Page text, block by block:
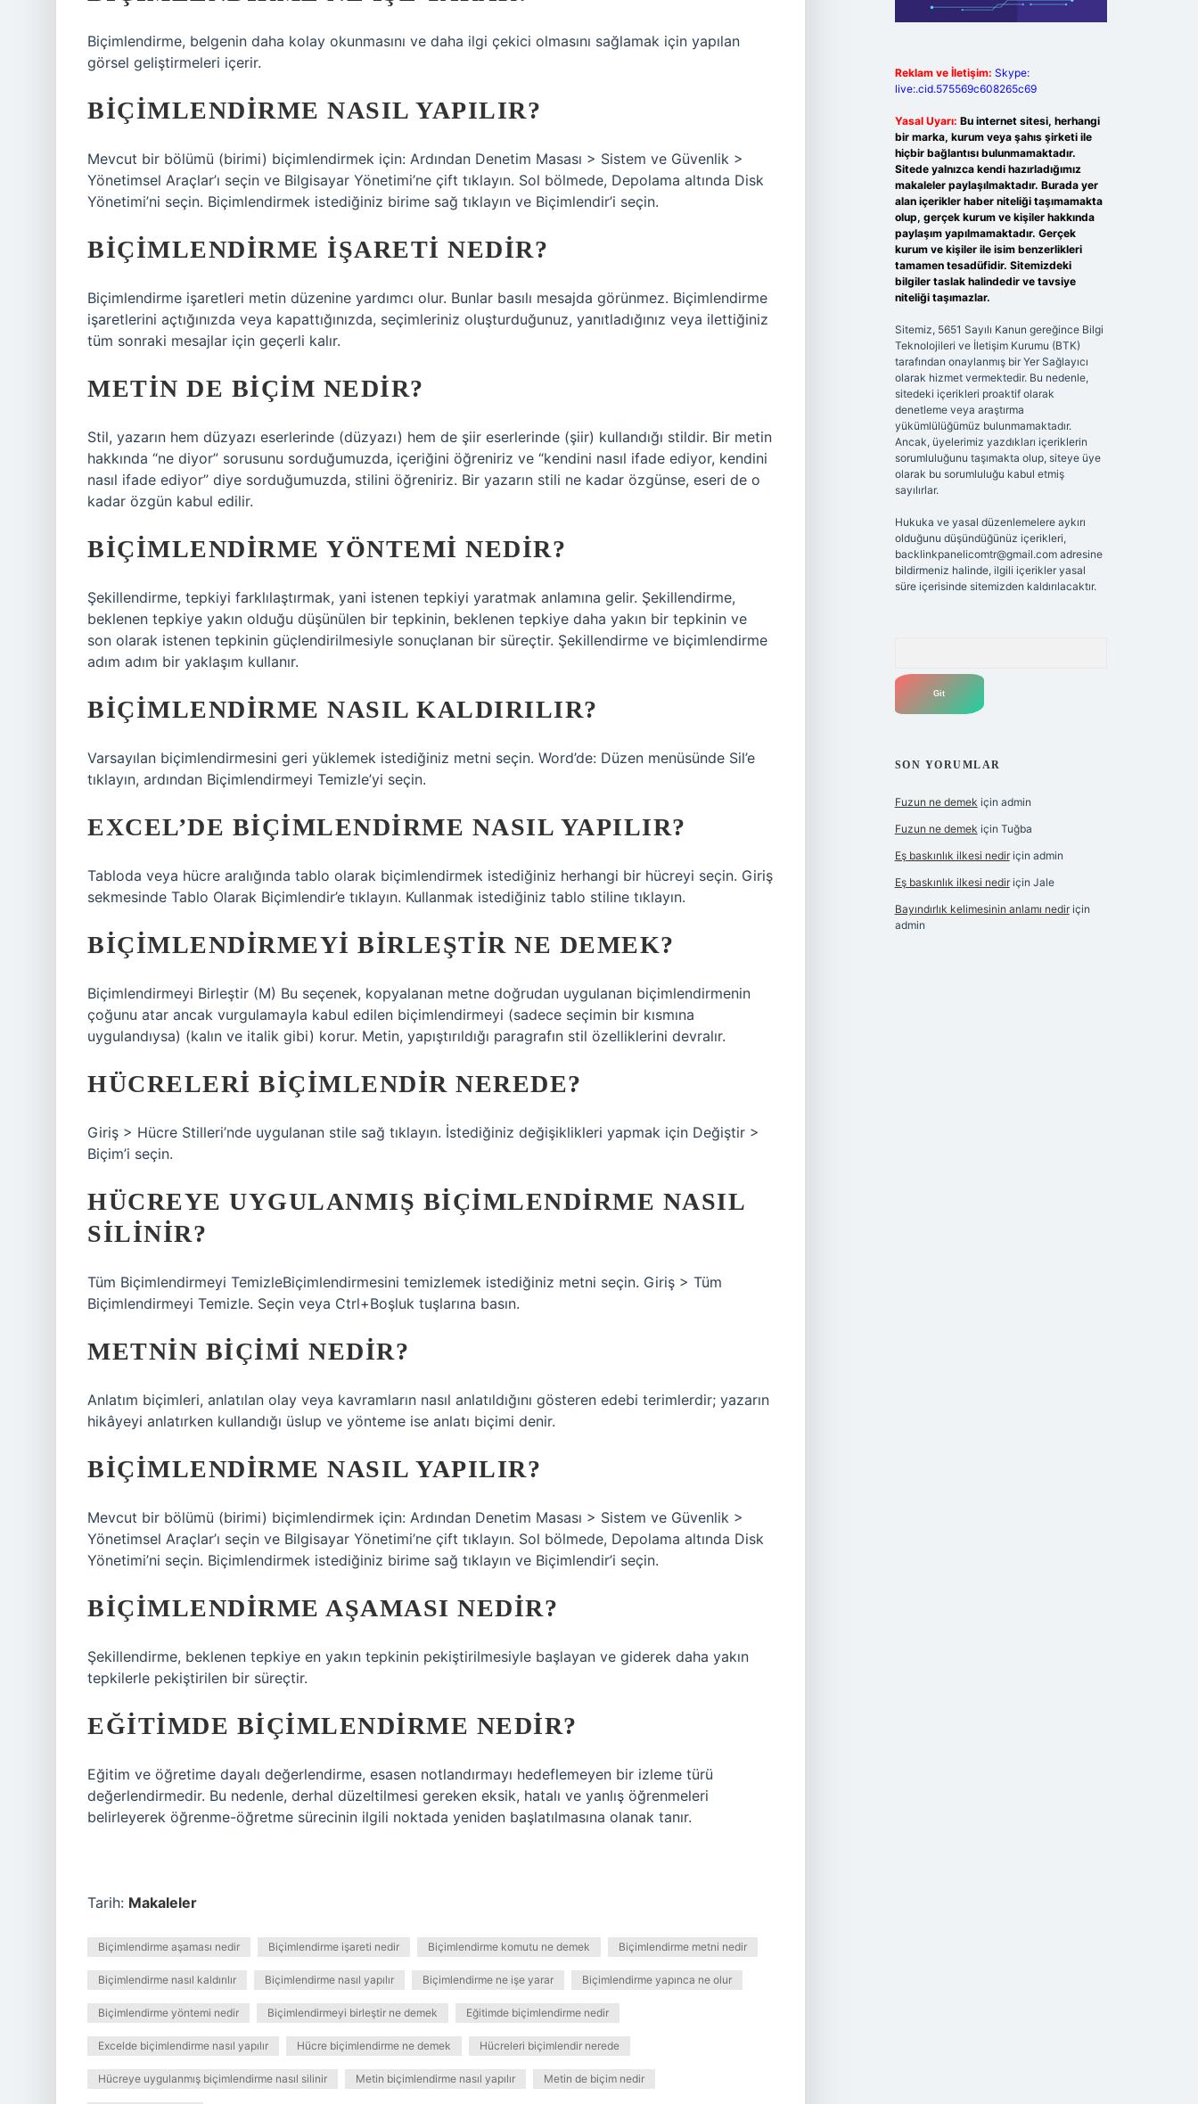
Biçimlendirme, belgenin daha kolay okunmasını ve daha ilgi çekici olmasını sağlamak için yapılan
görsel geliştirmeleri içerir.
BIÇIMLENDIRME NASIL YAPILIR?
Mevcut bir bölümü (birimi) biçimlendirmek için: Ardından Denetim Masası > Sistem ve Güvenlik >
Yönetimsel Araçlar’ı seçin ve Bilgisayar Yönetimi’ne çift tıklayın. Sol bölmede, Depolama altında Disk
Yönetimi’ni seçin. Biçimlendirmek istediğiniz birime sağ tıklayın ve Biçimlendir’i seçin.
BIÇIMLENDIRME IŞARETI NEDIR?
Biçimlendirme işaretleri metin düzenine yardımcı olur. Bunlar basılı mesajda görünmez. Biçimlendirme
işaretlerini açtığınızda veya kapattığınızda, seçimleriniz oluşturduğunuz, yanıtladığınız veya ilettiğiniz
tüm sonraki mesajlar için geçerli kalır.
METIN DE BIÇIM NEDIR?
Stil, yazarın hem düzyazı eserlerinde (düzyazı) hem de şiir eserlerinde (şiir) kullandığı stildir. Bir metin
hakkında “ne diyor” sorusunu sorduğumuzda, içeriğini öğreniriz ve “kendini nasıl ifade ediyor, kendini
nasıl ifade ediyor” diye sorduğumuzda, stilini öğreniriz. Bir yazarın stili ne kadar özgünse, eseri de o
kadar özgün kabul edilir.
BIÇIMLENDIRME YÖNTEMI NEDIR?
Şekillendirme, tepkiyi farklılaştırmak, yani istenen tepkiyi yaratmak anlamına gelir. Şekillendirme,
beklenen tepkiye yakın olduğu düşünülen bir tepkinin, beklenen tepkiye daha yakın bir tepkinin ve
son olarak istenen tepkinin güçlendirilmesiyle sonuçlanan bir süreçtir. Şekillendirme ve biçimlendirme
adım adım bir yaklaşım kullanır.
BIÇIMLENDIRME NASIL KALDIRILIR?
Varsayılan biçimlendirmesini geri yüklemek istediğiniz metni seçin. Word’de: Düzen menüsünde Sil’e
tıklayın, ardından Biçimlendirmeyi Temizle’yi seçin.
EXCEL’DE BIÇIMLENDIRME NASIL YAPILIR?
Tabloda veya hücre aralığında tablo olarak biçimlendirmek istediğiniz herhangi bir hücreyi seçin. Giriş
sekmesinde Tablo Olarak Biçimlendir’e tıklayın. Kullanmak istediğiniz tablo stiline tıklayın.
BIÇIMLENDIRMEYI BIRLEŞTIR NE DEMEK?
Biçimlendirmeyi Birleştir (M) Bu seçenek, kopyalanan metne doğrudan uygulanan biçimlendirmenin
çoğunu atar ancak vurgulamayla kabul edilen biçimlendirmeyi (sadece seçimin bir kısmına
uygulandıysa) (kalın ve italik gibi) korur. Metin, yapıştırıldığı paragrafın stil özelliklerini devralır.
HÜCRELERI BIÇIMLENDIR NEREDE?
Giriş > Hücre Stilleri’nde uygulanan stile sağ tıklayın. İstediğiniz değişiklikleri yapmak için Değiştir >
Biçim’i seçin.
HÜCREYE UYGULANMIŞ BIÇIMLENDIRME NASIL
SILINIR?
Tüm Biçimlendirmeyi TemizleBiçimlendirmesini temizlemek istediğiniz metni seçin. Giriş > Tüm
Biçimlendirmeyi Temizle. Seçin veya Ctrl+Boşluk tuşlarına basın.
METNIN BIÇIMI NEDIR?
Anlatım biçimleri, anlatılan olay veya kavramların nasıl anlatıldığını gösteren edebi terimlerdir; yazarın
hikâyeyi anlatırken kullandığı üslup ve yönteme ise anlatı biçimi denir.
BIÇIMLENDIRME NASIL YAPILIR?
Mevcut bir bölümü (birimi) biçimlendirmek için: Ardından Denetim Masası > Sistem ve Güvenlik >
Yönetimsel Araçlar’ı seçin ve Bilgisayar Yönetimi’ne çift tıklayın. Sol bölmede, Depolama altında Disk
Yönetimi’ni seçin. Biçimlendirmek istediğiniz birime sağ tıklayın ve Biçimlendir’i seçin.
BIÇIMLENDIRME AŞAMASI NEDIR?
Şekillendirme, beklenen tepkiye en yakın tepkinin pekiştirilmesiyle başlayan ve giderek daha yakın
tepkilerle pekiştirilen bir süreçtir.
EĞITIMDE BIÇIMLENDIRME NEDIR?
Eğitim ve öğretime dayalı değerlendirme, esasen notlandırmayı hedeflemeyen bir izleme türü
değerlendirmedir. Bu nedenle, derhal düzeltilmesi gereken eksik, hatalı ve yanlış öğrenmeleri
belirleyerek öğrenme-öğretme sürecinin ilgili noktada yeniden başlatılmasına olanak tanır.
Tarih: Makaleler
Biçimlendirme aşaması nedir Biçimlendirme işareti nedir Biçimlendirme komutu ne demek Biçimlendirme metni nedir
Biçimlendirme nasıl kaldırılır Biçimlendirme nasıl yapılır Biçimlendirme ne işe yarar Biçimlendirme yapınca ne olur
Biçimlendirme yöntemi nedir Biçimlendirmeyi birleştir ne demek Eğitimde biçimlendirme nedir
Excelde biçimlendirme nasıl yapılır Hücre biçimlendirme ne demek Hücreleri biçimlendir nerede
Hücreye uygulanmış biçimlendirme nasıl silinir Metin biçimlendirme nasıl yapılır Metin de biçim nedir
Reklam ve İletişim: Skype:
live:.cid.575569c608265c69
Yasal Uyarı: Bu internet sitesi, herhangi
bir marka, kurum veya şahıs şirketi ile
hiçbir bağlantısı bulunmamaktadır.
Sitede yalnızca kendi hazırladığımız
makaleler paylaşılmaktadır. Burada yer
alan içerikler haber niteliği taşımamakta
olup, gerçek kurum ve kişiler hakkında
paylaşım yapılmamaktadır. Gerçek
kurum ve kişiler ile isim benzerlikleri
tamamen tesadüfidir. Sitemizdeki
bilgiler taslak halindedir ve tavsiye
niteliği taşımazlar.
Sitemiz, 5651 Sayılı Kanun gereğince Bilgi
Teknolojileri ve İletişim Kurumu (BTK)
tarafından onaylanmış bir Yer Sağlayıcı
olarak hizmet vermektedir. Bu nedenle,
sitedeki içerikleri proaktif olarak
denetleme veya araştırma
yükümlülüğümüz bulunmamaktadır.
Ancak, üyelerimiz yazdıkları içeriklerin
sorumluluğunu taşımakta olup, siteye üye
olarak bu sorumluluğu kabul etmiş
sayılırlar.
Hukuka ve yasal düzenlemelere aykırı
olduğunu düşündüğünüz içerikleri,
backlinkpanelicomtr@gmail.comadresine
bildirmeniz halinde, ilgili içerikler yasal
süre içerisinde sitemizden kaldırılacaktır.
SON YORUMLAR
Fuzun ne demek için admin
Fuzun ne demek için Tuğba
Eş baskınlık ilkesi nediriçin admin
Eş baskınlık ilkesi nediriçin Jale
Bayındırlık kelimesinin anlamı nediriçin
admin